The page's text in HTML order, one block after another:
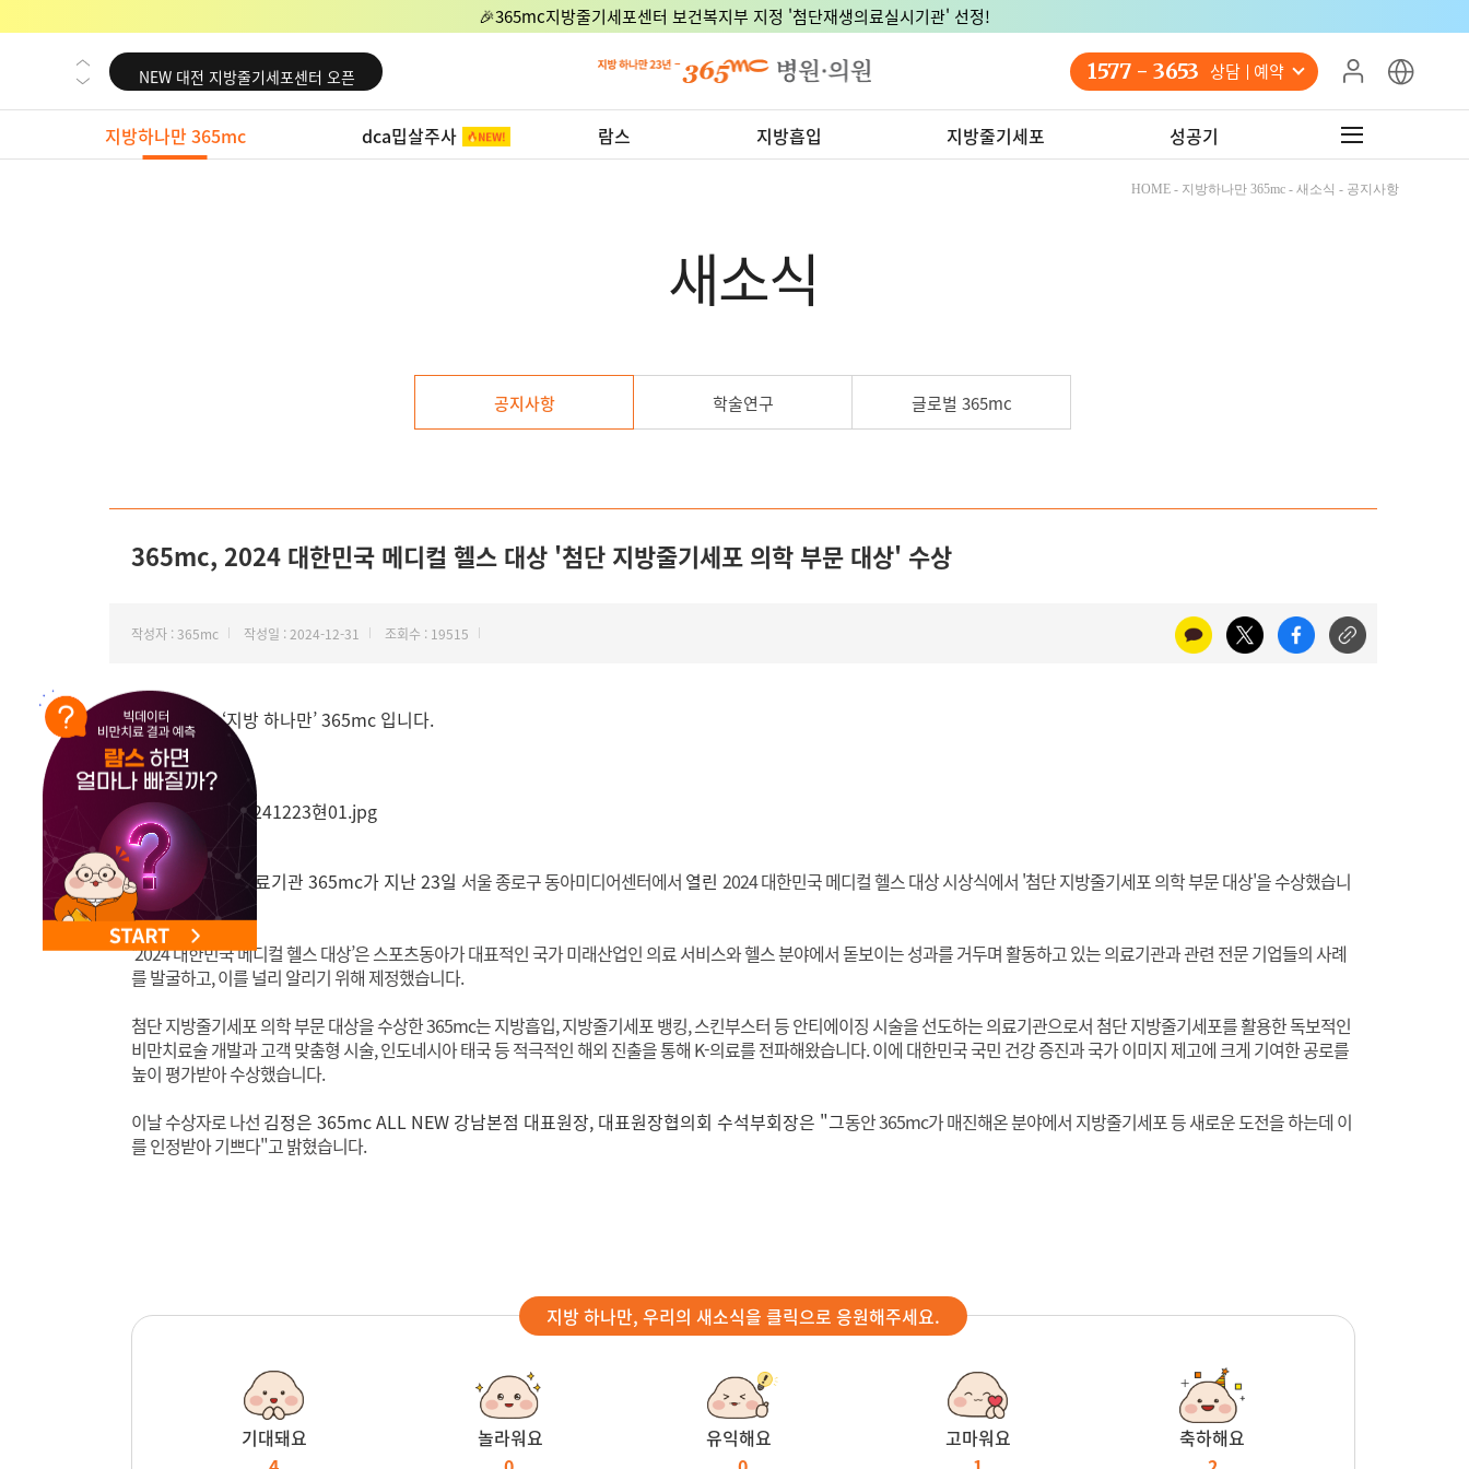
🎉365mc지방줄기세포센터 보건복지부 지정 '첨단재생의료실시기관' 선정!
NEW 교대 지방줄기세포센터 오픈
NEW 대전 지방줄기세포센터 오픈
NEW 노원 지방줄기세포센터 오픈
NEW 미국 LA점 오픈
1577 - 3653 상담 예약
지방하나만 365mc dca밉살주사 람스 지방흡입 지방줄기세포 성공기
HOME - 지방하나만 365mc - 새소식 - 공지사항
새소식
공지사항 학술연구 글로벌 365mc
365mc, 2024 대한민국 메디컬 헬스 대상 '첨단 지방줄기세포 의학 부문 대상' 수상
작성자 : 365mc 작성일 : 2024-12-31 조회수 : 19515
안녕하세요, ‘지방 하나만’ 365mc 입니다.
지방흡입 특화 의료기관 365mc가 지난 23일 서울 종로구 동아미디어센터에서 열린 2024 대한민국 메디컬 헬스 대상 시상식에서 '첨단 지방줄기세포 의학 부문 대상'을 수상했습니
다.
'2024 대한민국 메디컬 헬스 대상’은 스포츠동아가대표적인 국가 미래산업인 의료 서비스와 헬스 분야에서 돋보이는 성과를 거두며 활동하고 있는 의료기관과 관련 전문 기업들의 사례
를 발굴하고, 이를 널리 알리기 위해 제정했습니다.
첨단 지방줄기세포 의학 부문 대상을 수상한 365mc는 지방흡입, 지방줄기세포 뱅킹, 스킨부스터 등 안티에이징 시술을 선도하는 의료기관으로서 첨단 지방줄기세포를 활용한 독보적인
비만치료술 개발과 고객 맞춤형 시술, 인도네시아 태국 등 적극적인 해외 진출을 통해 K-의료를 전파해왔습니다. 이에 대한민국 국민 건강 증진과 국가 이미지 제고에 크게 기여한 공로를
높이 평가받아 수상했습니다.
이날 수상자로 나선 김정은 365mc ALL NEW 강남본점 대표원장, 대표원장협의회 수석부회장은 "그동안 365mc가 매진해온 분야에서 지방줄기세포 등 새로운 도전을 하는데 이
를 인정받아 기쁘다"고 밝혔습니다.
지방 하나만, 우리의 새소식을 클릭으로 응원해주세요.
기대돼요
놀라워요
유익해요
고마워요
축하해요